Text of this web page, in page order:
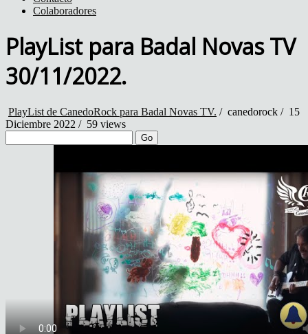
Colaboradores
PlayList para Badal Novas TV
30/11/2022.
PlayList de CanedoRock para Badal Novas TV. / canedorock / 15
Diciembre 2022 / 59 views
Go